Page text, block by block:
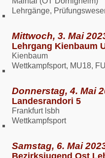
Lehrgänge,
Mittwoch, 3. Mai
Lehrgang Kienbaum
Kienbaum
Wettkampfsport, MU18,
Donnerstag, 4. Mai
Landesrandori 5
Frankfurt lsbh
Wettkampfsport
Samstag, 6. Mai
Bezirksjugend Ost